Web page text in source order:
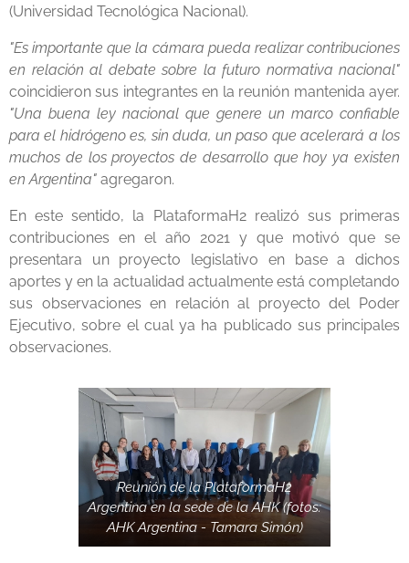
(Universidad Tecnológica Nacional).
"Es importante que la cámara pueda realizar contribuciones
en relación al debate sobre la futuro normativa nacional"
coincidieron sus integrantes en la reunión mantenida ayer.
"Una buena ley nacional que genere un marco confiable
para el hidrógeno es, sin duda, un paso que acelerará a los
muchos de los proyectos de desarrollo que hoy ya existen
en Argentina" agregaron.
En este sentido, la PlataformaH2 realizó sus primeras
contribuciones en el año 2021 y que motivó que se
presentara un proyecto legislativo en base a dichos
aportes y en la actualidad actualmente está completando
sus observaciones en relación al proyecto del Poder
Ejecutivo, sobre el cual ya ha publicado sus principales
observaciones.
Reunión de la PlataformaH2
Argentina en la sede de la AHK (fotos:
AHK Argentina - Tamara Simón)